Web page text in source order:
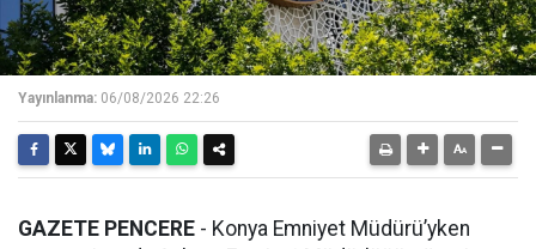
Yayınlanma: 06/08/2026 22:26
GAZETE PENCERE - Konya Emniyet Müdürü’yken